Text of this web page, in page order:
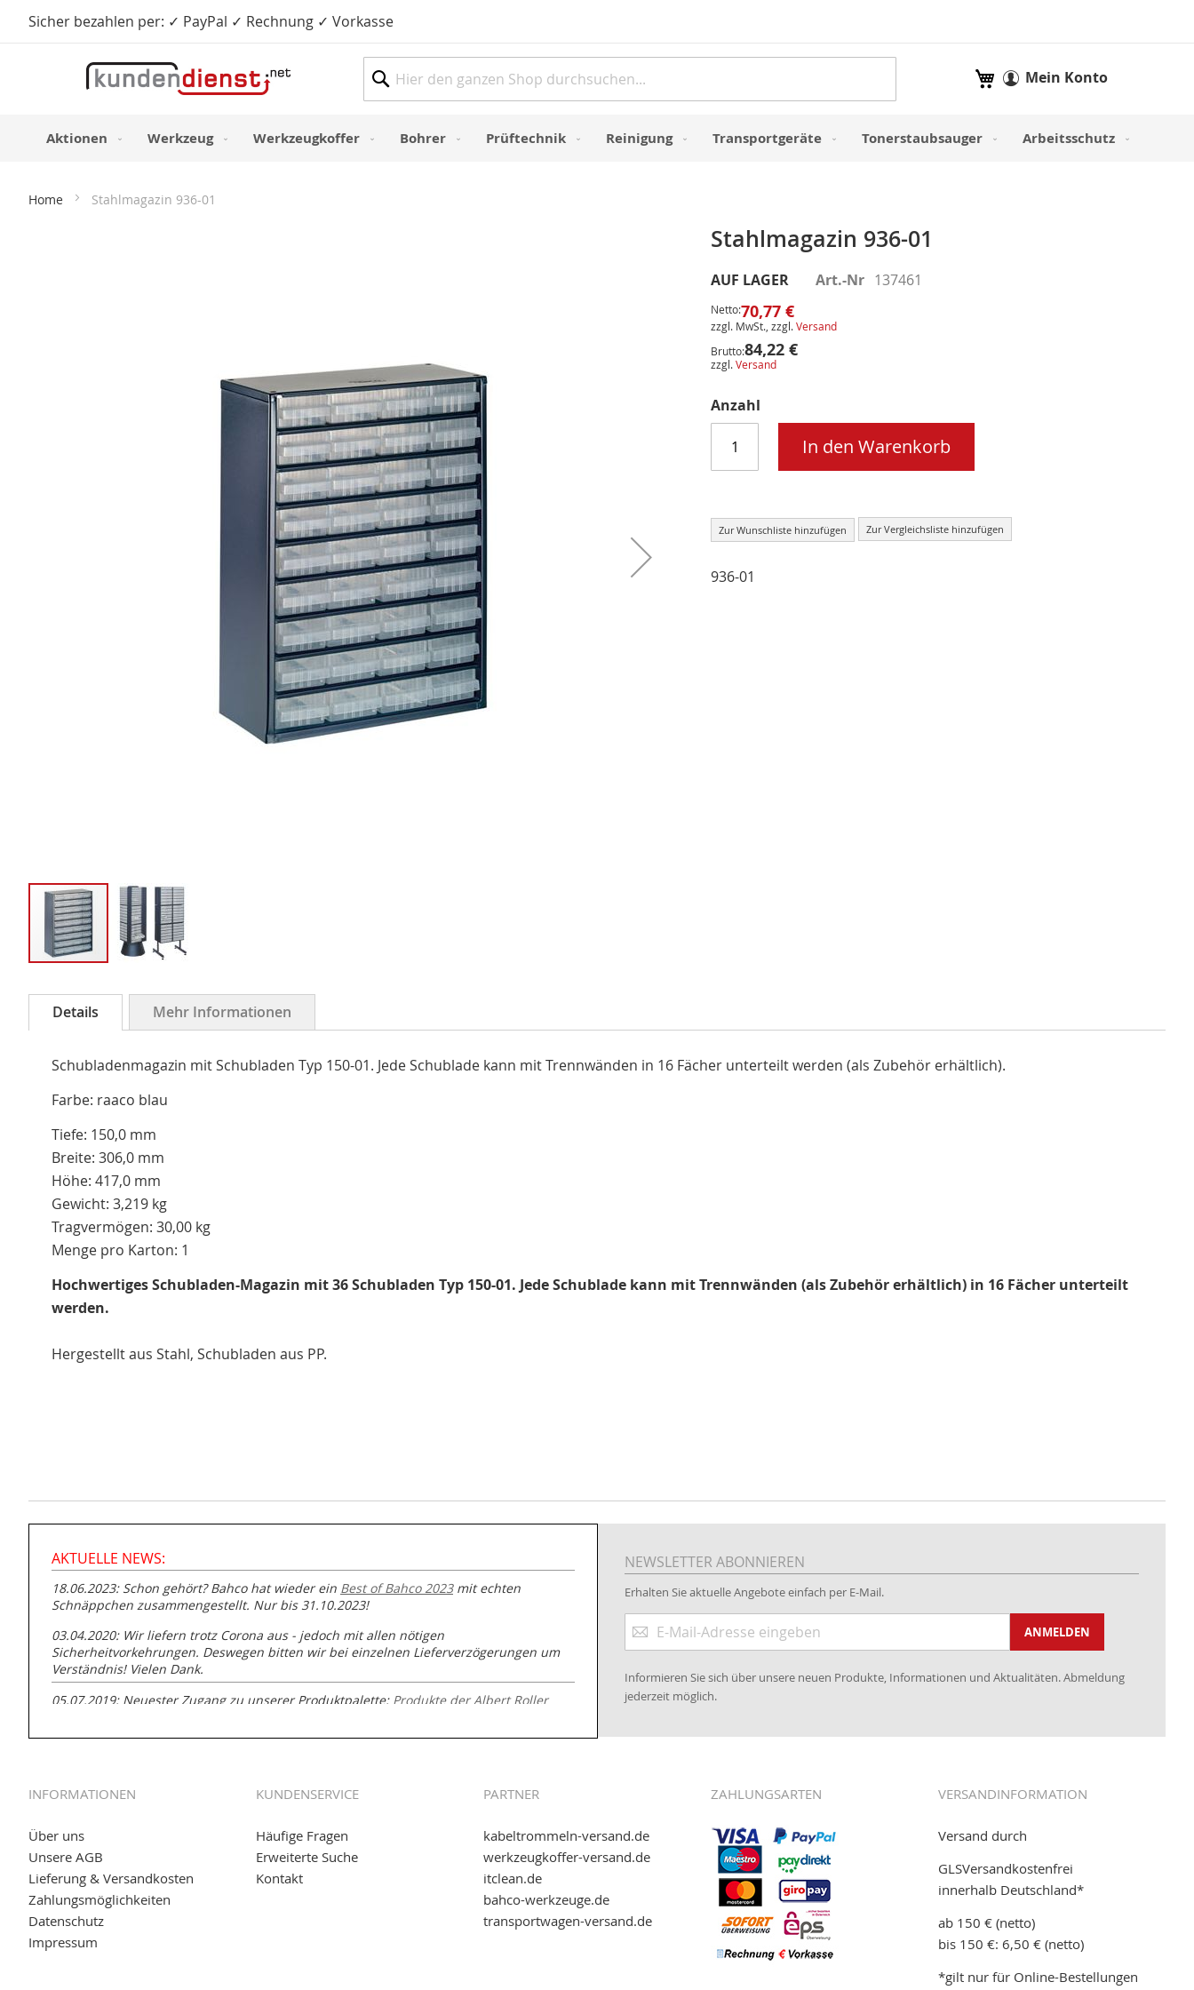
Sicher bezahlen per: ✓ PayPal ✓ Rechnung ✓ VorkasseDirekt
Mein Warenkorb
Mein Konto
Aktionen Werkzeug Werkzeugkoffer Bohrer Prüftechnik Reinigung Transportgeräte Tonerstaubsauger Arbeitsschutz
Home Stahlmagazin 936-01
Stahlmagazin 936-01
AUF LAGER Art.-Nr 137461
Netto:70,77 €
zzgl. MwSt., zzgl.Versand
Brutto:84,22 €
zzgl.Versand
Anzahl
In den Warenkorb
Zur Wunschliste hinzufügen Zur Vergleichsliste hinzufügen
936-01
Anfang
springen
Details
Schubladenmagazin mit Schubladen Typ 150-01. Jede Schublade kann mit Trennwänden in 16 Fächer unterteilt werden (als Zubehör erhältlich).
Farbe: raaco blau
Tiefe: 150,0 mm
Breite: 306,0 mm
Höhe: 417,0 mm
Gewicht: 3,219 kg
Tragvermögen: 30,00 kg
Menge pro Karton: 1
Hochwertiges Schubladen-Magazin mit 36 Schubladen Typ 150-01. Jede Schublade kann mit Trennwänden (als Zubehör erhältlich) in 16 Fächer unterteilt
werden.
Hergestellt aus Stahl, Schubladen aus PP.
Mehr Informationen
AKTUELLE NEWS:
18.06.2023: Schon gehört? Bahco hat wieder ein Best of Bahco 2023mit echten
Schnäppchen zusammengestellt. Nur bis 31.10.2023!
03.04.2020: Wir liefern trotz Corona aus - jedoch mit allen nötigen
Sicherheitvorkehrungen. Deswegen bitten wir bei einzelnen Lieferverzögerungen um
Verständnis! Vielen Dank.
05.07.2019: Neuester Zugang zu unserer Produktpalette: Produkte der Albert Roller
04.11.2018: Überarbeitung der Corporate Identity (CI)
- Zahlung per paydirekt
16.01.2017:
- Visa & MasterCard (inkl. Maestro)
12.01.2017: JETZT NEU- giropay, SOFORT-Überweisung sowie eps (PAYONE)
05.09.2016: NEUE Topseller bei
11.08.2016: Gerade entsteht unser "neuer" Partnershop
NEWSLETTER ABONNIEREN
Erhalten Sie aktuelle Angebote einfach per E-Mail.
zum
ANMELDEN
Informieren Sie sich über unsere neuen Produkte, Informationen und Aktualitäten. Abmeldung
jederzeit möglich.
INFORMATIONEN
Über uns
Unsere AGB
Lieferung & Versandkosten
Zahlungsmöglichkeiten
Datenschutz
Impressum
KUNDENSERVICE
Häufige Fragen
Erweiterte Suche
Kontakt
PARTNER
kabeltrommeln-versand.de
werkzeugkoffer-versand.de
itclean.de
bahco-werkzeuge.de
transportwagen-versand.de
ZAHLUNGSARTEN VERSANDINFORMATION
Versand durch
GLSVersandkostenfrei
innerhalb Deutschland*
ab 150 € (netto)
bis 150 €: 6,50 € (netto)
*gilt nur für Online-Bestellungen